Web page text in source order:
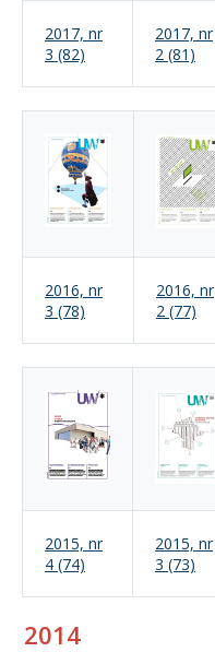
2017, nr
3 (82)
2017, nr
2 (81)
2016, nr
3 (78)
2016, nr
2 (77)
2015, nr
4 (74)
2015, nr
3 (73)
2014